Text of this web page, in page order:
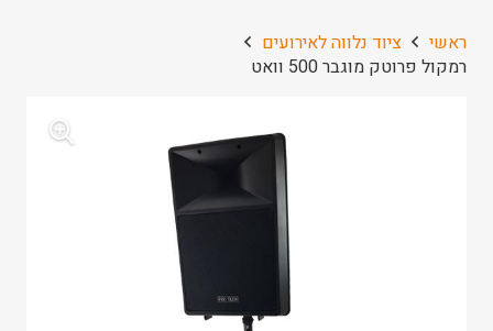
ראשי
ציוד נלווה לאירועים
רמקול פרוטק מוגבר 500 וואט